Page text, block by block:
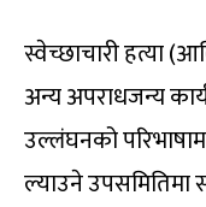
स्वेच्छाचारी हत्या
अन्य अपराधजन्य
उल्लंघनको
ल्याउने